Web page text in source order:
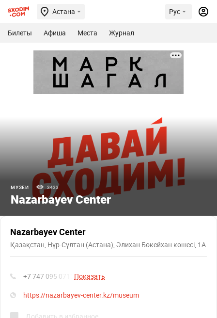
Астана Рус
Билеты Афиша Места Журнал
МУЗЕИ 3433
Nazarbayev Center
Nazarbayev Center
Қазақстан, Нұр-Сұлтан (Астана), Әлихан Бөкейхан көшесі, 1А
+7 747 095 0713 Показать
https://nazarbayev-center.kz/museum